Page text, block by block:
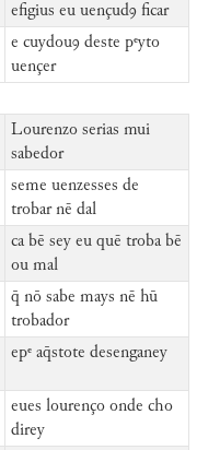
efigius eu uençudꝯ ficar
e cuydouꝯ deste pᵉyto
uençer
Lourenzo serias mui
sabedor
seme uenzesses de
trobar nē dal
ca bē sey eu quē troba bē
ou mal
q̄ nō sabe mays nē hū
trobador
epᵉ aq̄stote desenganey
eues lourenço onde cho
direy